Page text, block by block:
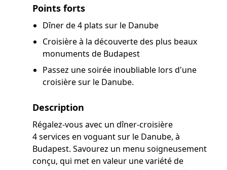
Points forts
Dîner de 4 plats sur le Danube
Croisière à la découverte des plus beaux
monuments de Budapest
Passez une soirée inoubliable lors d'une
croisière sur le Danube.
Description
Régalez-vous avec un dîner-croisière
4 services en voguant sur le Danube, à
Budapest. Savourez un menu soigneusement
conçu, qui met en valeur une variété de